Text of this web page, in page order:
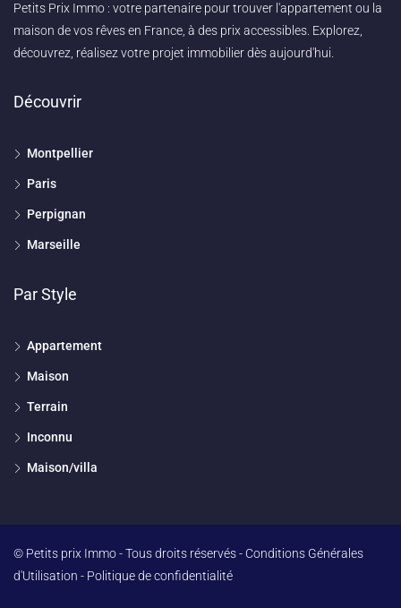
Petits Prix Immo : votre partenaire pour trouver l'appartement ou la
maison de vos rêves en France, à des prix accessibles. Explorez,
découvrez, réalisez votre projet immobilier dès aujourd'hui.
Découvrir
Montpellier
Paris
Perpignan
Marseille
Par Style
Appartement
Maison
Terrain
Inconnu
Maison/villa
© Petits prix Immo - Tous droits réservés - Conditions Générales
d'Utilisation - Politique de confidentialité